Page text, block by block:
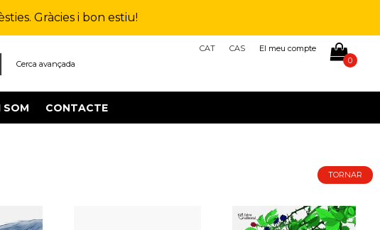
Gràcies i bon estiu!
CAT CAS
El meu compte
0
SOM CONTACTE
Cerca avançada
TORNAR